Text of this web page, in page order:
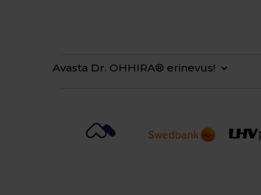
Avasta Dr. OHHIRA® erinevus!